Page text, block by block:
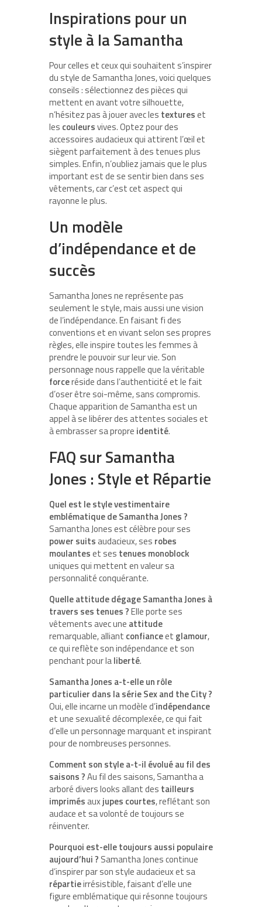
Inspirations pour un
style à la Samantha
Pour celles et ceux qui souhaitent s’inspirer
du style de Samantha Jones, voici quelques
conseils : sélectionnez des pièces qui
mettent en avant votre silhouette,
n’hésitez pas à jouer avec les textureset
les couleursvives. Optez pour des
accessoires audacieux qui attirent l’œil et
siègent parfaitement à des tenues plus
simples. Enfin, n’oubliez jamais que le plus
important est de se sentir bien dans ses
vêtements, car c’est cet aspect qui
rayonne le plus.
Un modèle
d’indépendance et de
succès
Samantha Jones ne représente pas
seulement le style, mais aussi une vision
de l’indépendance. En faisant fi des
conventions et en vivant selon ses propres
règles, elle inspire toutes les femmes à
prendre le pouvoir sur leur vie. Son
personnage nous rappelle que la véritable
forceréside dans l’authenticité et le fait
d’oser être soi-même, sans compromis.
Chaque apparition de Samantha est un
appel à se libérer des attentes sociales et
à embrasser sa propre identité.
FAQ sur Samantha
Jones : Style et Répartie
Quel est le style vestimentaire
emblématique de Samantha Jones ?
Samantha Jones est célèbre pour ses
power suits audacieux, ses robes
moulanteset ses tenues monoblock
uniques qui mettent en valeur sa
personnalité conquérante.
Quelle attitude dégage Samantha Jones à
travers ses tenues ?Elle porte ses
vêtements avec une attitude
remarquable, alliant confianceet glamour,
ce qui reflète son indépendance et son
penchant pour laliberté.
Samantha Jones a-t-elle un rôle
particulier dans la série Sex and the City ?
Oui, elle incarne un modèle d’indépendance
et une sexualité décomplexée, ce qui fait
d’elle un personnage marquant et inspirant
pour de nombreuses personnes.
Comment son style a-t-il évolué au fil des
saisons ?Au fil des saisons, Samantha a
arboré divers looks allant des tailleurs
imprimés auxjupes courtes, reflétant son
audace et sa volonté de toujours se
réinventer.
Pourquoi est-elle toujours aussi populaire
aujourd’hui ? Samantha Jones continue
d’inspirer par son style audacieux et sa
répartieirrésistible, faisant d’elle une
figure emblématique qui résonne toujours